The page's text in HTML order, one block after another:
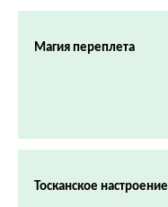
Магия переплета
Тосканское настроение